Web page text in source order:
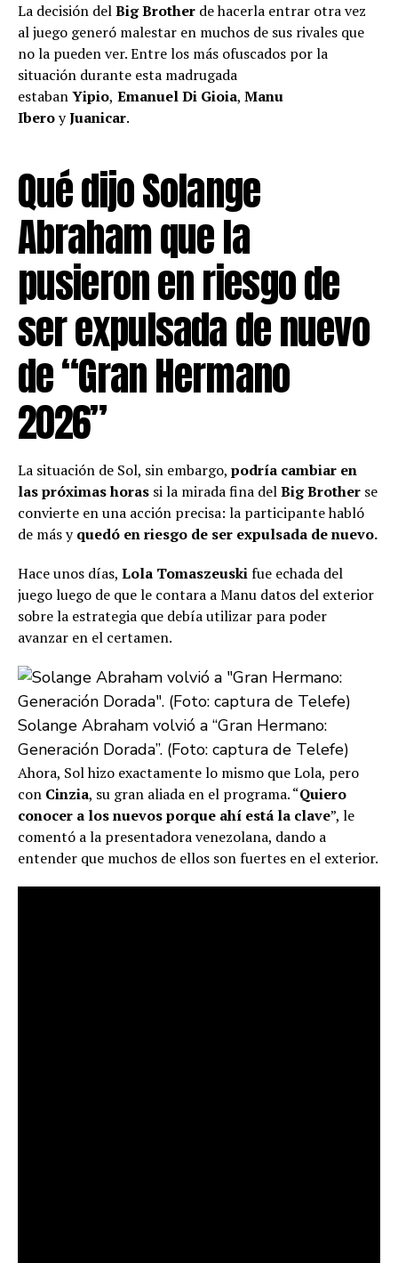
La decisión delBig Brother de hacerla entrar otra vez
al juego generó malestar en muchos de sus rivales que
no la pueden ver. Entre los más ofuscados por la
situación durante esta madrugada
estabanYipio, Emanuel Di Gioia, Manu
IberoyJuanicar.
Qué dijo Solange
Abraham que la
pusieron en riesgo de
ser expulsada de nuevo
de “Gran Hermano
2026”
La situación de Sol, sin embargo, podría cambiar en
las próximas horas si la mirada fina delBig Brother se
convierte en una acción precisa: la participante habló
de más yquedó en riesgo de ser expulsada de nuevo.
Hace unos días, Lola Tomaszeuskifue echada del
juego luego de que le contara a Manu datos del exterior
sobre la estrategia que debía utilizar para poder
avanzar en el certamen.
Solange Abraham volvió a “Gran Hermano:
Generación Dorada”. (Foto: captura de Telefe)
Ahora, Sol hizo exactamente lo mismo que Lola, pero
con Cinzia, su gran aliada en el programa. “Quiero
conocer a los nuevos porque ahí está la clave”, le
comentó a la presentadora venezolana, dando a
entender que muchos de ellos son fuertes en el exterior.